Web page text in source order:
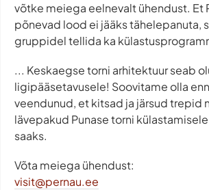
võtke meiega eelnevalt ühendust. Et
põnevad lood ei jääks tähelepanuta,
gruppidel tellida ka
... Keskaegse torni arhitektuur seab
ligipääsetavusele! Soovitame olla
veendunud, et kitsad ja järsud trepid
lävepakud Punase torni
saaks.
Võta meiega ühendust:
visit@pernau.ee